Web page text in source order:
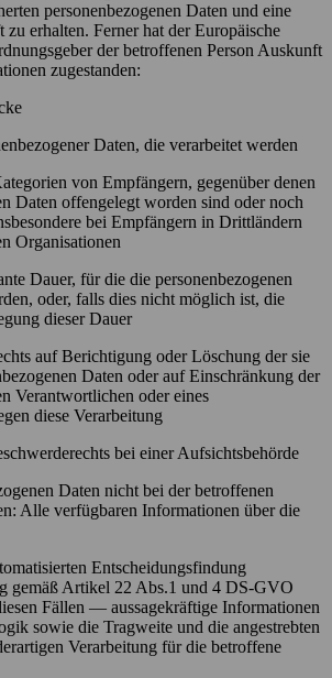
personenbezogenen Daten und eine
erhalten. Ferner hat der Europäische
der betroffenen Person Auskunft
zugestanden:
Daten, die verarbeitet werden
von Empfängern, gegenüber denen
Daten offengelegt worden sind oder noch
bei Empfängern in Drittländern
Organisationen
Dauer, für die die personenbezogenen
oder, falls dies nicht möglich ist, die
dieser Dauer
auf Berichtigung oder Löschung der sie
Daten oder auf Einschränkung der
Verantwortlichen oder eines
diese Verarbeitung
bei einer Aufsichtsbehörde
Daten nicht bei der betroffenen
Alle verfügbaren Informationen über die
Entscheidungsfindung
gemäß Artikel 22 Abs.1 und 4 DS-GVO
Fällen — aussagekräftige Informationen
sowie die Tragweite und die angestrebten
Verarbeitung für die betroffene